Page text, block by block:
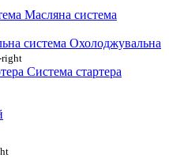
Масляна система
Охолоджувальна
Система стартера